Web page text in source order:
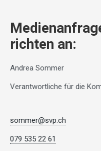
richten an:
Andrea Sommer
Verantwortliche für die
sommer@svp.ch
079 535 22 61